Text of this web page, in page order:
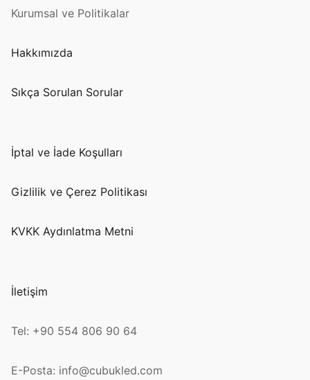
Kurumsal ve Politikalar
Hakkımızda
Sıkça Sorulan Sorular
İptal ve İade Koşulları
Gizlilik ve Çerez Politikası
KVKK Aydınlatma Metni
İletişim
Tel: +90 554 806 90 64
E-Posta: info@cubukled.com